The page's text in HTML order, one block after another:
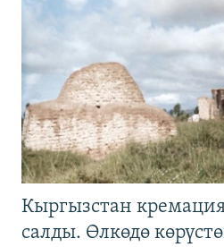
Кыргызстан
салды. Өлкөдө